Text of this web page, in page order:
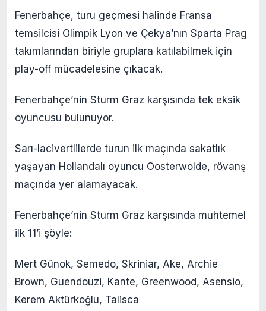
Fenerbahçe, turu geçmesi halinde Fransa
temsilcisi Olimpik Lyon ve Çekya’nın Sparta Prag
takımlarından biriyle gruplara katılabilmek için
play-off mücadelesine çıkacak.
Fenerbahçe’nin Sturm Graz karşısında tek eksik
oyuncusu bulunuyor.
Sarı-lacivertlilerde turun ilk maçında sakatlık
yaşayan Hollandalı oyuncu Oosterwolde, rövanş
maçında yer alamayacak.
Fenerbahçe’nin Sturm Graz karşısında muhtemel
ilk 11’i şöyle:
Mert Günok, Semedo, Skriniar, Ake, Archie
Brown, Guendouzi, Kante, Greenwood, Asensio,
Kerem Aktürkoğlu, Talisca